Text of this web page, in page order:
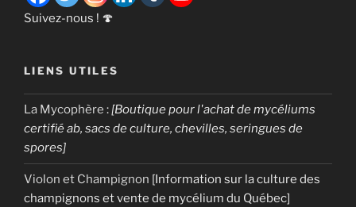
Suivez-nous ! 🍄
LIENS UTILES
La Mycophère :[Boutique pour l'achat de mycéliums
certifié ab, sacs de culture, chevilles, seringues de
spores]
Violon et Champignon [Information sur la culture des
champignons et vente de mycélium du Québec]